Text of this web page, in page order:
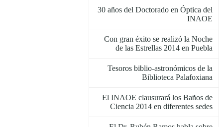
30 años del Doctorado en Óptica del
INAOE
Con gran éxito se realizó la Noche
de las Estrellas 2014 en Puebla
Tesoros biblio-astronómicos de la
Biblioteca Palafoxiana
El INAOE clausurará los Baños de
Ciencia 2014 en diferentes sedes